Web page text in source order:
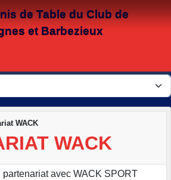
de Table du Club de
et Barbezieux
WACK
WACK
avec WACK SPORT
cookies